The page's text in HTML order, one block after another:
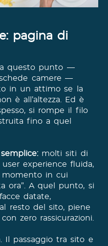
pagina di
questo punto —
camere —
in un attimo se la
è all’altezza. Ed è
si rompe il filo
fino a quel
molti siti di
experience fluida,
momento in cui
ora”. A quel punto, si
datate,
resto del sito, piene
zero rassicurazioni.
Il passaggio tra sito e